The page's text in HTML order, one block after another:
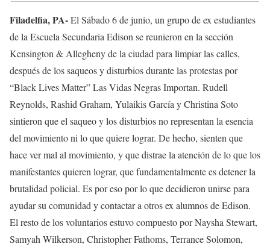
Filadelfia, PA-El Sábado 6 de junio, un grupo de ex estudiantes
de la Escuela Secundaria Edison se reunieron en la sección
Kensington & Allegheny de la ciudad para limpiar las calles,
después de los saqueos y disturbios durante las protestas por
“Black Lives Matter” Las Vidas Negras Importan. Rudell
Reynolds, Rashid Graham, Yulaikis García y Christina Soto
sintieron que el saqueo y los disturbios no representan la esencia
del movimiento ni lo que quiere lograr. De hecho, sienten que
hace ver mal al movimiento, y que distrae la atención de lo que los
manifestantes quieren lograr, que fundamentalmente es detener la
brutalidad policial. Es por eso por lo que decidieron unirse para
ayudar su comunidad y contactar a otros ex alumnos de Edison.
El resto de los voluntarios estuvo compuesto por Naysha Stewart,
Samyah Wilkerson, Christopher Fathoms, Terrance Solomon,